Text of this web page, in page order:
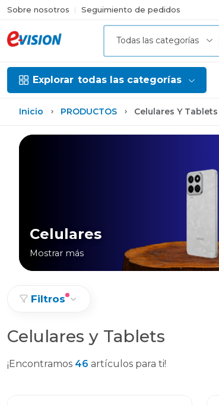
Sobre nosotros Seguimiento de pedidos
Todas las categorías
Explorar todas las categorías
Inicio PRODUCTOS Celulares Y Tablets
Celulares
Mostrar más
Filtros
Celulares y Tablets
¡Encontramos 46 artículos para ti!